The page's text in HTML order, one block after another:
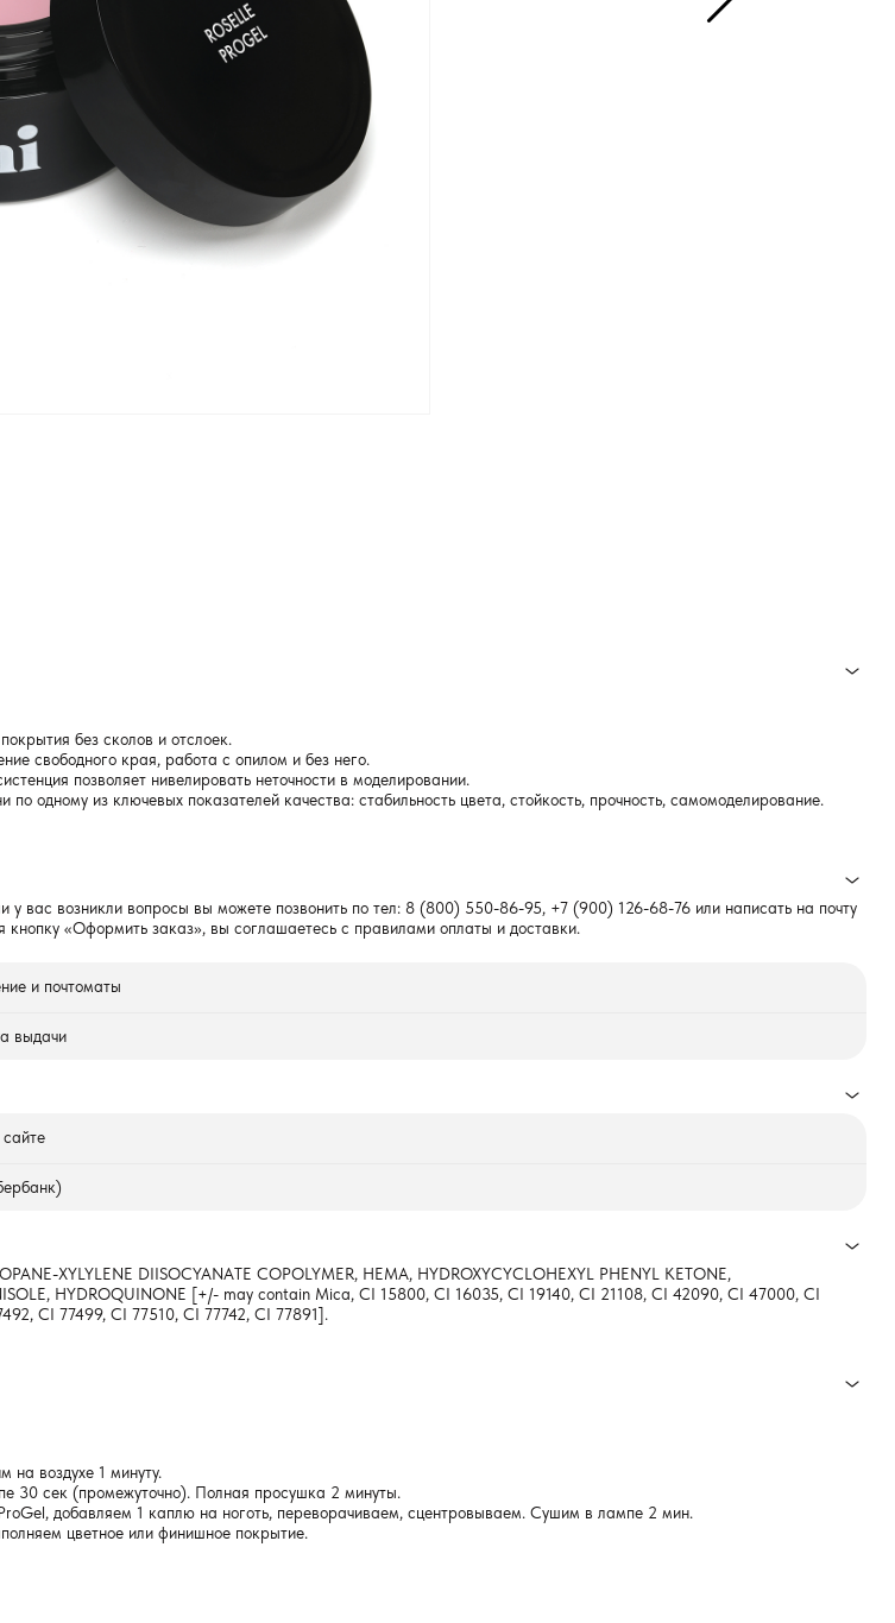
без сколов и отслоек.
свободного края, работа с опилом и без него.
позволяет нивелировать неточности в моделировании.
по одному из ключевых показателей качества: стабильность цвета, стойкость, прочность, самомоделирование.
у вас возникли вопросы вы можете позвонить по тел: 8 (800) 550-86-95, +7 (900) 126-68-76 или написать на почту
«Оформить заказ», вы соглашаетесь с правилами оплаты и доставки.
и почтоматы
выдачи
XYLYLENE DIISOCYANATE COPOLYMER, HEMA, HYDROXYCYCLOHEXYL PHENYL KETONE,
HYDROQUINONE [+/- may contain Mica, CI 15800, CI 16035, CI 19140, CI 21108, CI 42090, CI 47000, CI
CI 77499, CI 77510, CI 77742, CI 77891].
воздухе 1 минуту.
30 сек (промежуточно). Полная просушка 2 минуты.
добавляем 1 каплю на ноготь, переворачиваем, сцентровываем. Сушим в лампе 2 мин.
цветное или финишное покрытие.